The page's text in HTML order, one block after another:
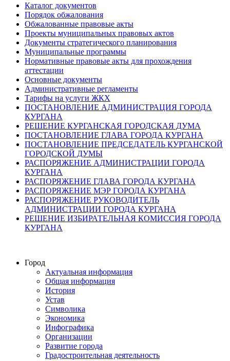
Каталог документов
Порядок обжалования
Обжалованные правовые акты
Проекты муниципальных правовых актов
Документы стратегического планирования
Муниципальные программы
Нормативные правовые акты для прохождения
аттестации
Основные документы
Административные регламенты
Тарифы на услуги ЖКХ
ПОСТАНОВЛЕНИЕ АДМИНИСТРАЦИЯ ГОРОДА
КУРГАНА
РЕШЕНИЕ КУРГАНСКАЯ ГОРОДСКАЯ ДУМА
ПОСТАНОВЛЕНИЕ ГЛАВА ГОРОДА КУРГАНА
ПОСТАНОВЛЕНИЕ ПРЕДСЕДАТЕЛЬ КУРГАНСКОЙ
ГОРОДСКОЙ ДУМЫ
РАСПОРЯЖЕНИЕ АДМИНИСТРАЦИИ ГОРОДА
КУРГАНА
РАСПОРЯЖЕНИЕ ГЛАВА ГОРОДА КУРГАНА
РАСПОРЯЖЕНИЕ МЭР ГОРОДА КУРГАНА
РАСПОРЯЖЕНИЕ РУКОВОДИТЕЛЬ
АДМИНИСТРАЦИИ ГОРОДА КУРГАНА
РЕШЕНИЕ ИЗБИРАТЕЛЬНАЯ КОМИССИЯ ГОРОДА
КУРГАНА
Город
Актуальная информация
Общая информация
История
Устав
Символика
Экономика
Инфографика
Организации
Развитие города
Градостроительная деятельность